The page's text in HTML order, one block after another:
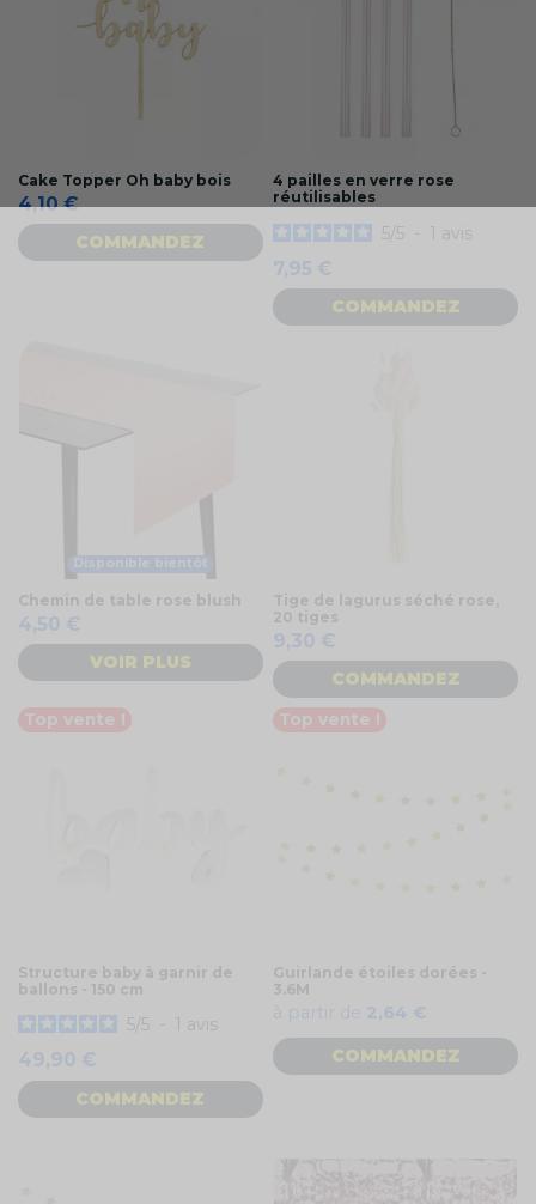
Cake Topper Oh baby bois
4,10 €
COMMANDEZ
4 pailles en verre rose
réutilisables
5 5 - 1 avis
7,95 €
COMMANDEZ
Disponible bientôt
Chemin de table rose blush
4,50 €
VOIR PLUS
Tige de lagurus séché rose,
20 tiges
9,30 €
COMMANDEZ
Top vente !
Structure baby à garnir de
ballons - 150 cm
5 5 - 1 avis
49,90 €
COMMANDEZ
Top vente !
Guirlande étoiles dorées -
3.6M
à partir de 2,64 €
COMMANDEZ